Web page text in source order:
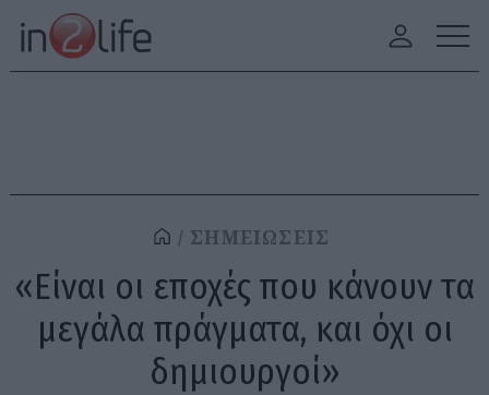
ΣΗΜΕΙΩΣΕΙΣ
«Είναι οι εποχές που κάνουν τα
μεγάλα πράγματα, και όχι οι
δημιουργοί»